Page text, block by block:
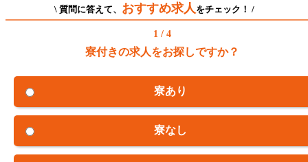
\ 質問に答えて、 おすすめ求人 をチェック！ /
1 / 4
寮付きの求人をお探しですか？
寮あり
寮なし